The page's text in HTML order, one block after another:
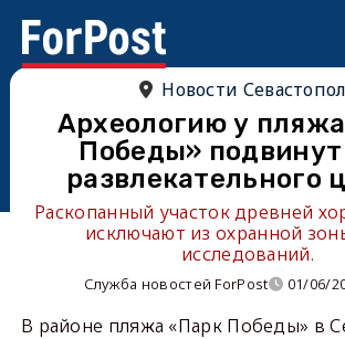
Новости
Археологию у
Победы»
развлекательного
Раскопанный участок древней
исключают из охранной
исследований.
Служба новостей ForPost 01/06/
В районе пляжа «Парк Победы» в